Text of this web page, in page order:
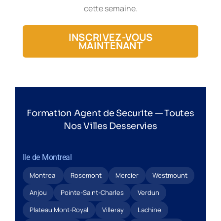
cette semaine.
INSCRIVEZ-VOUS
MAINTENANT
Formation Agent de Securite — Toutes
Nos Villes Desservies
Ile de Montreal
Montreal Rosemont Mercier
Westmount
Anjou
Pointe-Saint-Charles
Verdun
Plateau Mont-Royal
Villeray
Lachine